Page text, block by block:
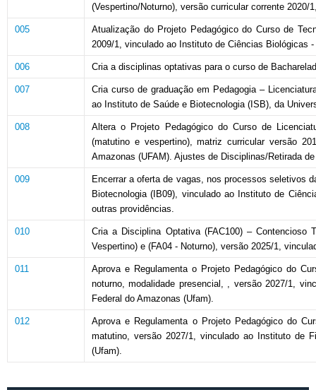
(Vespertino/Noturno), versão curricular corrente
005
Atualização do Projeto Pedagógico do Curso de
2009/1, vinculado ao Instituto de Ciências Biológicas
006 Cria a disciplinas optativas para o curso de
007
Cria curso de graduação em Pedagogia –
ao Instituto de Saúde e Biotecnologia (ISB), da
008
Altera o Projeto Pedagógico do Curso de
(matutino e vespertino), matriz curricular versão
Amazonas (UFAM). Ajustes de Disciplinas/Retirada
009
Encerrar a oferta de vagas, nos processos seletivos
Biotecnologia (IB09), vinculado ao Instituto de
outras providências.
010
Cria a Disciplina Optativa (FAC100) – Contencioso
Vespertino) e (FA04 - Noturno), versão 2025/1,
011 Aprova e Regulamenta o Projeto Pedagógico do
noturno, modalidade presencial, , versão 2027/1,
Federal do Amazonas (Ufam).
012
Aprova e Regulamenta o Projeto Pedagógico do
matutino, versão 2027/1, vinculado ao Instituto de
(Ufam).